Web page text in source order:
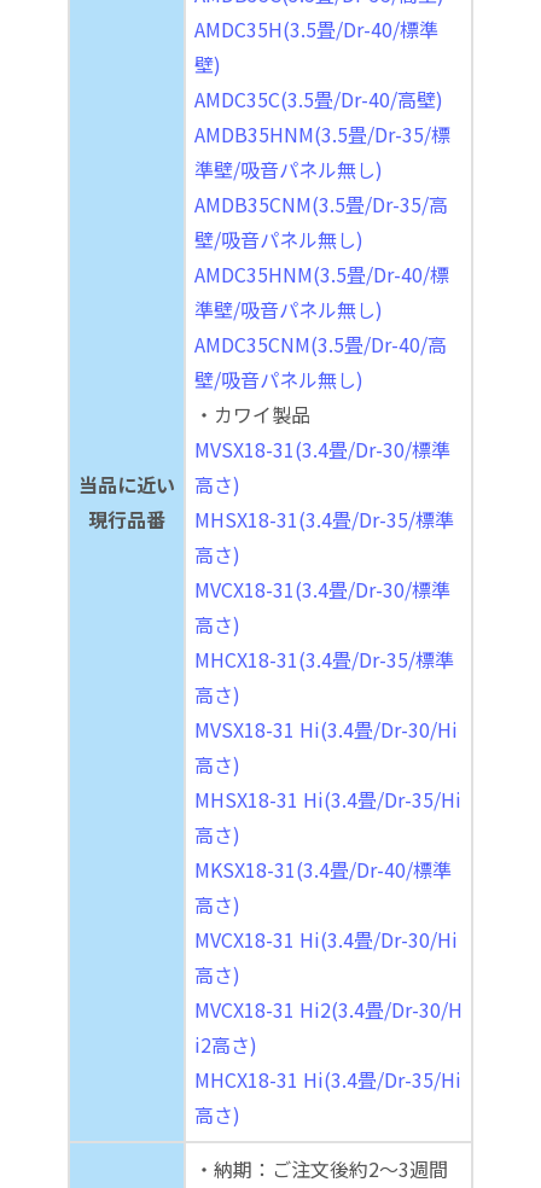
当品に近い
現行品番
AMDC35H(3.5畳/Dr-40/標準
壁)
AMDC35C(3.5畳/Dr-40/高壁)
AMDB35HNM(3.5畳/Dr-35/標
準壁/吸音パネル無し)
AMDB35CNM(3.5畳/Dr-35/高
壁/吸音パネル無し)
AMDC35HNM(3.5畳/Dr-40/標
準壁/吸音パネル無し)
AMDC35CNM(3.5畳/Dr-40/高
壁/吸音パネル無し)
・カワイ製品
MVSX18-31(3.4畳/Dr-30/標準
高さ)
MHSX18-31(3.4畳/Dr-35/標準
高さ)
MVCX18-31(3.4畳/Dr-30/標準
高さ)
MHCX18-31(3.4畳/Dr-35/標準
高さ)
MVSX18-31 Hi(3.4畳/Dr-30/Hi
高さ)
MHSX18-31 Hi(3.4畳/Dr-35/Hi
高さ)
MKSX18-31(3.4畳/Dr-40/標準
高さ)
MVCX18-31 Hi(3.4畳/Dr-30/Hi
高さ)
MVCX18-31 Hi2(3.4畳/Dr-30/H
i2高さ)
MHCX18-31 Hi(3.4畳/Dr-35/Hi
高さ)
・納期：ご注文後約2～3週間